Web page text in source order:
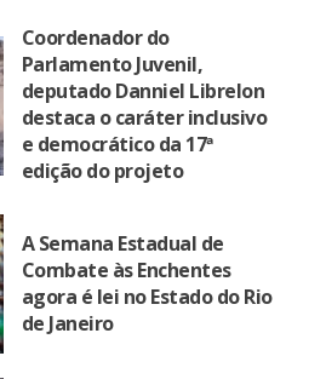
Coordenador do
Parlamento Juvenil,
deputado Danniel Librelon
destaca o caráter inclusivo
e democrático da 17ª
edição do projeto
A Semana Estadual de
Combate às Enchentes
agora é lei no Estado do Rio
de Janeiro